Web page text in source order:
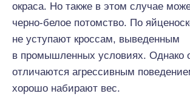
окраса. Но также в этом случае
черно-белое потомство. По
не уступают кроссам, выведенным
в промышленных условиях. Однако
отличаются агрессивным
хорошо набирают вес.